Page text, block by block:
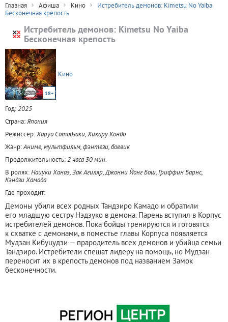
Главная Афиша Кино
Истребитель демонов: Kimetsu No Yaiba
Бесконечная крепость
Истребитель демонов: Kimetsu No Yaiba
Бесконечная крепость
18+
Кино
Год:2025
Страна:Япония
Режиссер:Харуо Сотодзаки, Хикару Кондо
Жанр:Аниме, мультфильм, фэнтези, боевик
Продолжительность:2 часа 30 мин.
В ролях:Нацуки Ханаэ, Зак Агиляр, Джонни Йонг Бош, Гриффин Барнс,
Кэндзи Хамада
Где проходит:
Демоны убили всех родных Тандзиро Камадо и обратили
его младшую сестру Нэдзуко в демона. Парень вступил в Корпус
истребителей демонов. Пока бойцы тренируются и готовятся
к схватке с демонами, в поместье главы Корпуса появляется
Мудзан Кибуцудзи — прародитель всех демонов и убийца семьи
Тандзиро. Истребители спешат лидеру на помощь, но Мудзан
переносит их в крепость демонов под названием Замок
бесконечности.